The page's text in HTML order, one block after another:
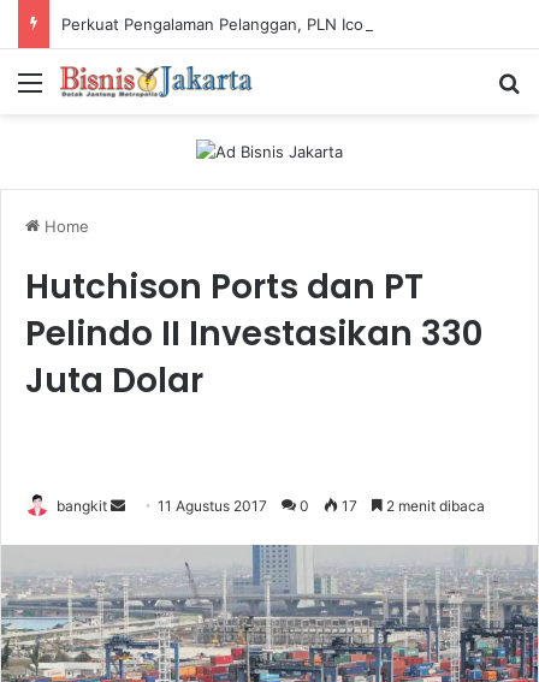
Menu
Home
Hutchison Ports dan PT
Pelindo II Investasikan 330
Juta Dolar
bangkit
d
a
n
11 Agustus 2017 0 17 2 menit dibaca